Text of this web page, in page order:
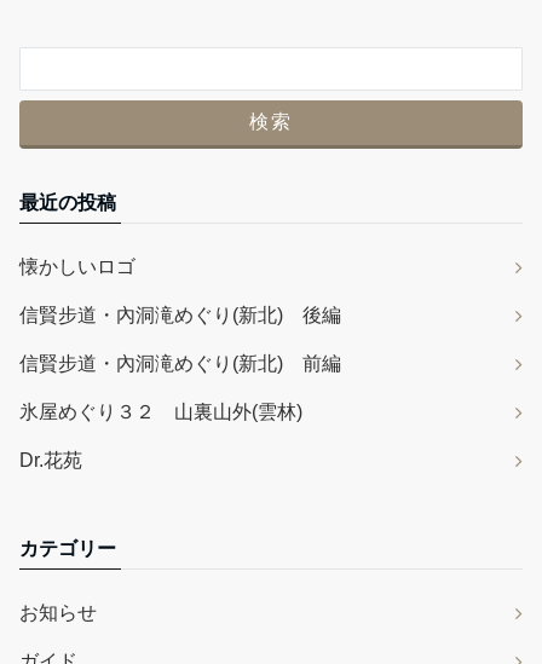
最近の投稿
懐かしいロゴ
信賢步道・內洞滝めぐり(新北) 後編
信賢步道・內洞滝めぐり(新北) 前編
氷屋めぐり３２ 山裏山外(雲林)
Dr.花苑
カテゴリー
お知らせ